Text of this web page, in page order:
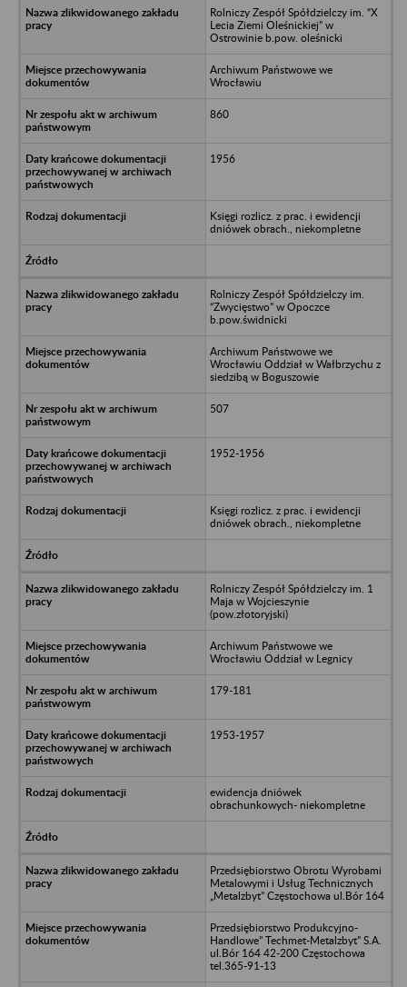
Rolniczy Zespół Spółdzielczy im. “X
Lecia Ziemi Oleśnickiej” w
Ostrowinie b.pow. oleśnicki
Archiwum Państwowe we
Wrocławiu
860
1956
Księgi rozlicz. z prac. i ewidencji
dniówek obrach., niekompletne
Rolniczy Zespół Spółdzielczy im.
“Zwycięstwo” w Opoczce
b.pow.świdnicki
Archiwum Państwowe we
Wrocławiu Oddział w Wałbrzychu z
siedzibą w Boguszowie
507
1952-1956
Księgi rozlicz. z prac. i ewidencji
dniówek obrach., niekompletne
Rolniczy Zespół Spółdzielczy im. 1
Maja w Wojcieszynie
(pow.złotoryjski)
Archiwum Państwowe we
Wrocławiu Oddział w Legnicy
179-181
1953-1957
ewidencja dniówek
obrachunkowych- niekompletne
Przedsiębiorstwo Obrotu Wyrobami
Metalowymi i Usług Technicznych
„Metalzbyt” Częstochowa ul.Bór 164
Przedsiębiorstwo Produkcyjno-
Handlowe” Techmet-Metalzbyt” S.A.
ul.Bór 164 42-200 Częstochowa
tel.365-91-13